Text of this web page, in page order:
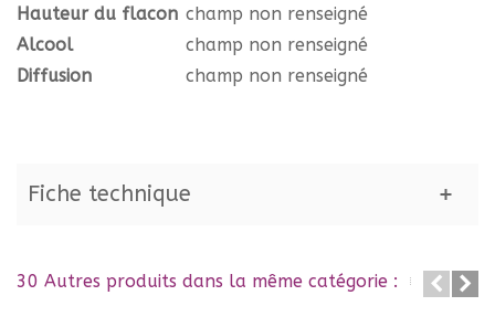
Hauteur du flacon champ non renseigné
Alcool
champ non renseigné
Diffusion
champ non renseigné
Fiche technique
30 Autres produits dans la même catégorie :